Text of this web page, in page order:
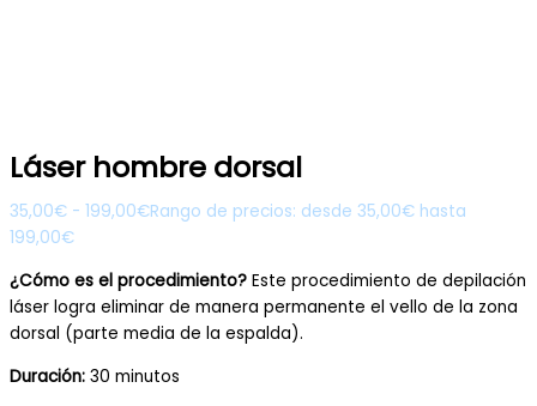
Láser hombre dorsal
35,00€ - 199,00€Rango de precios: desde 35,00€ hasta
199,00€
¿Cómo es el procedimiento? Este procedimiento de depilación
láser logra eliminar de manera permanente el vello de la zona
dorsal (parte media de la espalda).
Duración: 30 minutos